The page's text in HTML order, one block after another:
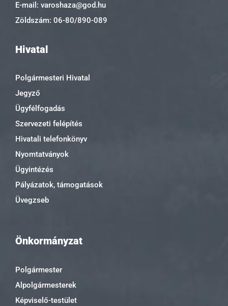
E-mail: varoshaza@god.hu
Zöldszám: 06-80/890-089
Hivatal
Polgármesteri Hivatal
Jegyző
Ügyfélfogadás
Szervezeti felépítés
Hivatali telefonkönyv
Nyomtatványok
Ügyintézés
Pályázatok, támogatások
Üvegzseb
Önkormányzat
Polgármester
Alpolgármesterek
Képviselő-testület